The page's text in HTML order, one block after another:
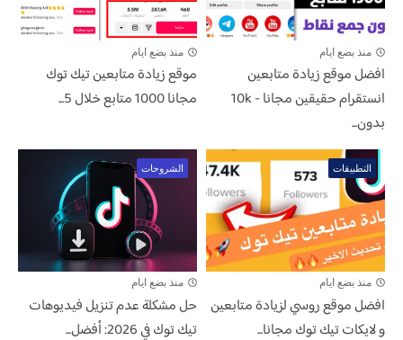
منذ بضع ايام
افضل موقع زيادة متابعين
انستقرام حقيقين مجانا - 10k
بدون...
منذ بضع ايام
موقع زيادة متابعين تيك توك
مجانا 1000 متابع خلال 5...
التطبيقات
منذ بضع ايام
افضل موقع روسي لزيادة متابعين
و لايكات تيك توك مجانا...
الشروحات
منذ بضع ايام
حل مشكلة عدم تنزيل فيديوهات
تيك توك في 2026: أفضل...